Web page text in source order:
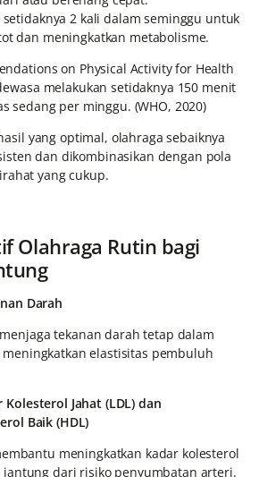
setidaknya 2 kali dalam seminggu untuk
dan meningkatkan metabolisme.
on Physical Activity for Health
melakukan setidaknya 150 menit
sedang per minggu. (WHO, 2020)
yang optimal, olahraga sebaiknya
dan dikombinasikan dengan pola
yang cukup.
Olahraga Rutin bagi
Darah
tekanan darah tetap dalam
elastisitas pembuluh
Jahat (LDL) dan
Baik (HDL)
meningkatkan kadar kolesterol
dari risiko penyumbatan arteri.